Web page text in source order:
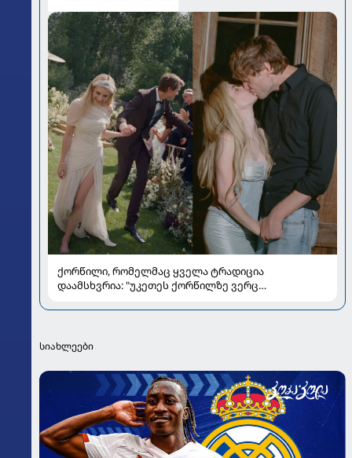
ქორწილი, რომელმაც ყველა ტრადიცია
დაამსხვრია: "უკეთეს ქორწილზე ვერც
სიახლეები